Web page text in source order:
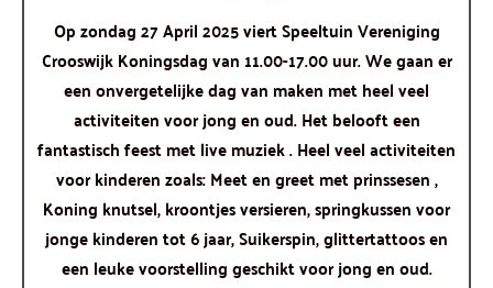
Op zondag 27 April 2025 viert Speeltuin Vereniging
Crooswijk Koningsdag van 11.00-17.00 uur. We gaan er
een onvergetelijke dag van maken met heel veel
activiteiten voor jong en oud. Het belooft een
fantastisch feest met live muziek . Heel veel activiteiten
voor kinderen zoals: Meet en greet met prinssesen ,
Koning knutsel, kroontjes versieren, springkussen voor
jonge kinderen tot 6 jaar, Suikerspin, glittertattoos en
een leuke voorstelling geschikt voor jong en oud.